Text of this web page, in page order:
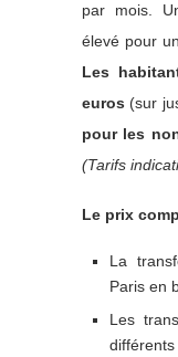
par mois.
élevé pour
Les
euros (sur
pour les
(Tarifs
Le prix
La
Paris en
Les